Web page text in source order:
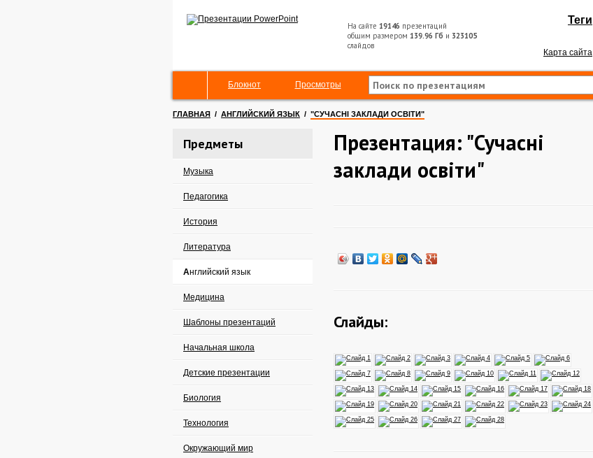
На сайте 19146 презентаций
общим размером 139.96 Гб и 323105
слайдов
Теги
Карта сайта
Блокнот Просмотры
ГЛАВНАЯ / АНГЛИЙСКИЙ ЯЗЫК / "СУЧАСНІ ЗАКЛАДИ ОСВІТИ"
Предметы
Музыка
Педагогика
История
Литература
Английский язык
Медицина
Шаблоны презентаций
Начальная школа
Детские презентации
Биология
Технология
Окружающий мир
Презентация: "Сучасні
заклади освіти"
Слайды: